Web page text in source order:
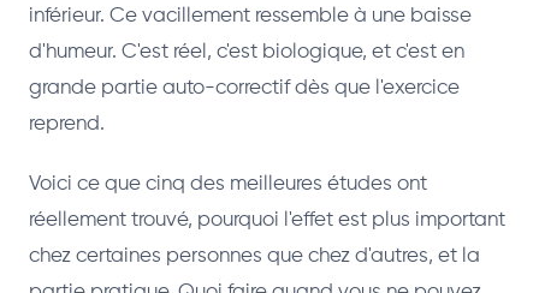
inférieur. Ce vacillement ressemble à une baisse
d'humeur. C'est réel, c'est biologique, et c'est en
grande partie auto-correctif dès que l'exercice
reprend.
Voici ce que cinq des meilleures études ont
réellement trouvé, pourquoi l'effet est plus important
chez certaines personnes que chez d'autres, et la